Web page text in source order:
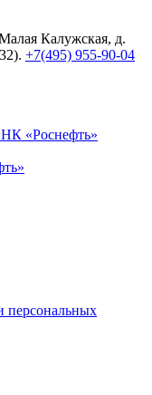
Калужская, д.
+7(495) 955-90-04
«Роснефть»
персональных